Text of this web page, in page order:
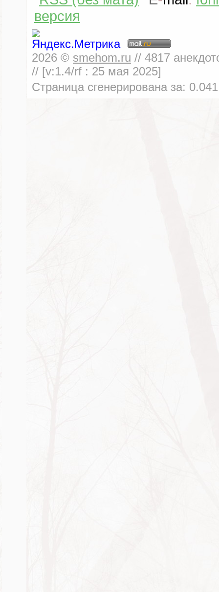
версия
2026 © smehom.ru // 4817
// [v:1.4/rf : 25 мая 2025]
Страница сгенерирована за: 0.041